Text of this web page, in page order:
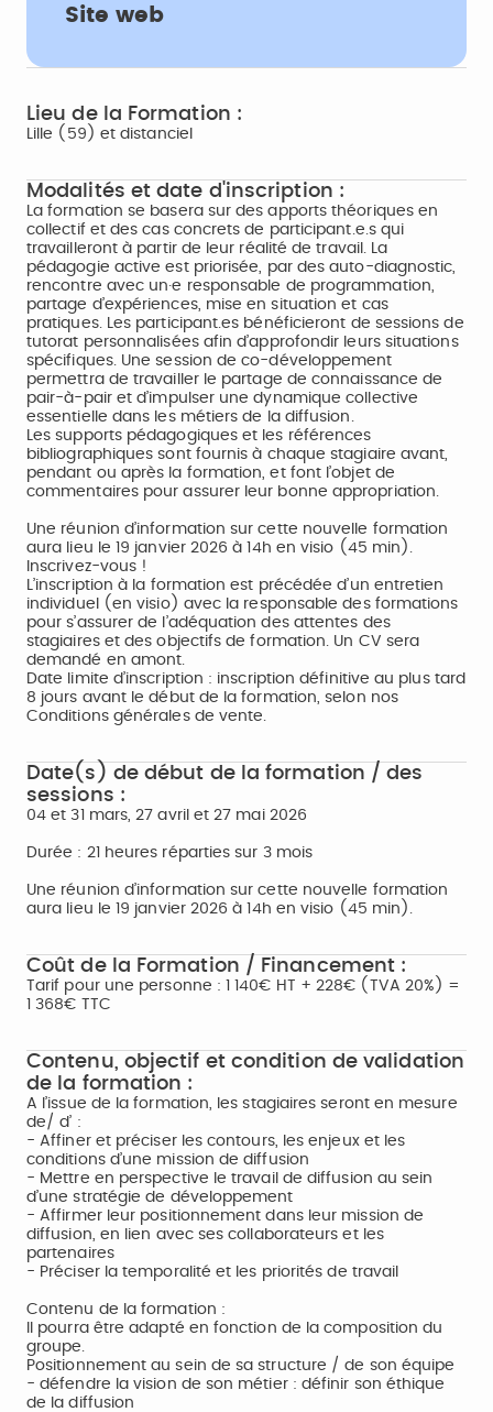
Site web
Lieu de la Formation :
Lille (59) et distanciel
Modalités et date d'inscription :
La formation se basera sur des apports théoriques en
collectif et des cas concrets de participant.e.s qui
travailleront à partir de leur réalité de travail. La
pédagogie active est priorisée, par des auto-diagnostic,
rencontre avec un·e responsable de programmation,
partage d’expériences, mise en situation et cas
pratiques. Les participant.es bénéficieront de sessions de
tutorat personnalisées afin d’approfondir leurs situations
spécifiques. Une session de co-développement
permettra de travailler le partage de connaissance de
pair-à-pair et d’impulser une dynamique collective
essentielle dans les métiers de la diffusion.
Les supports pédagogiques et les références
bibliographiques sont fournis à chaque stagiaire avant,
pendant ou après la formation, et font l’objet de
commentaires pour assurer leur bonne appropriation.
Une réunion d’information sur cette nouvelle formation
aura lieu le 19 janvier 2026 à 14h en visio (45 min).
Inscrivez-vous !
L’inscription à la formation est précédée d’un entretien
individuel (en visio) avec la responsable des formations
pour s’assurer de l’adéquation des attentes des
stagiaires et des objectifs de formation. Un CV sera
demandé en amont.
Date limite d’inscription : inscription définitive au plus tard
8 jours avant le début de la formation, selon nos
Conditions générales de vente.
Date(s) de début de la formation / des
sessions :
04 et 31 mars, 27 avril et 27 mai 2026
Durée : 21 heures réparties sur 3 mois
Une réunion d’information sur cette nouvelle formation
aura lieu le 19 janvier 2026 à 14h en visio (45 min).
Coût de la Formation / Financement :
Tarif pour une personne : 1 140€ HT + 228€ (TVA 20%) =
1 368€ TTC
Contenu, objectif et condition de validation
de la formation :
A l’issue de la formation, les stagiaires seront en mesure
de/ d’ :
- Affiner et préciser les contours, les enjeux et les
conditions d’une mission de diffusion
- Mettre en perspective le travail de diffusion au sein
d’une stratégie de développement
- Affirmer leur positionnement dans leur mission de
diffusion, en lien avec ses collaborateurs et les
partenaires
- Préciser la temporalité et les priorités de travail
Contenu de la formation :
Il pourra être adapté en fonction de la composition du
groupe.
Positionnement au sein de sa structure / de son équipe
- défendre la vision de son métier : définir son éthique
de la diffusion